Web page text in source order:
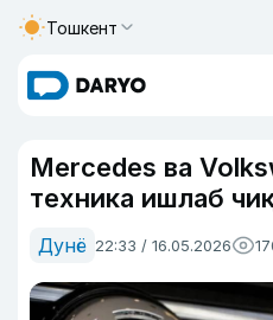
Тошкент
Mercedes ва
техника ишлаб
Дунё 22:33 / 16.05.2026